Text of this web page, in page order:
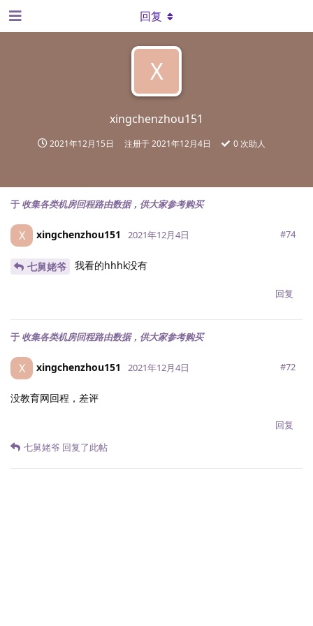
X
xingchenzhou151
2021年12月15日 注册于2021年12月4日 0次助人
回复
于 收集各类机房回程路由数据，供大家参考购买
X xingchenzhou151 2021年12月4日 #74
七舅姥爷 我看的hhhk没有
回复
于 收集各类机房回程路由数据，供大家参考购买
X xingchenzhou151 2021年12月4日 #72
没教育网回程，差评
回复
七舅姥爷 回复了此帖